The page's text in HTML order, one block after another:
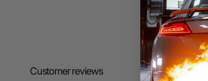
Customer reviews